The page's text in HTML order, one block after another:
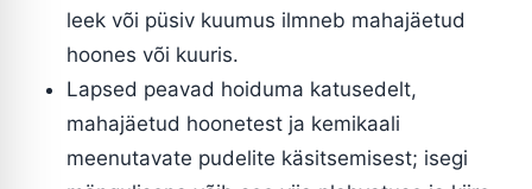
leek või püsiv kuumus ilmneb mahajäetud
hoones või kuuris.
Lapsed peavad hoiduma katusedelt,
mahajäetud hoonetest ja kemikaali
meenutavate pudelite käsitsemisest; isegi